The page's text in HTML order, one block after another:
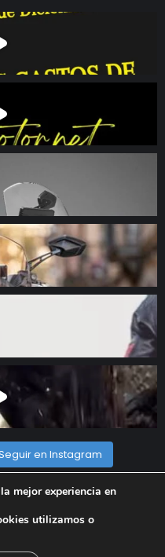
en Instagram
reservados |
mejor experiencia en
utilizamos o